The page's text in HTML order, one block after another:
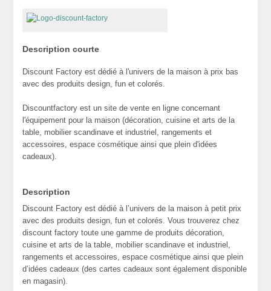
Description courte
Discount Factory est dédié à l'univers de la maison à prix bas
avec des produits design, fun et colorés.
Discountfactory est un site de vente en ligne concernant
l'équipement pour la maison (décoration, cuisine et arts de la
table, mobilier scandinave et industriel, rangements et
accessoires, espace cosmétique ainsi que plein d'idées
cadeaux).
Description
Discount Factory est dédié à l’univers de la maison à petit prix
avec des produits design, fun et colorés. Vous trouverez chez
discount factory toute une gamme de produits décoration,
cuisine et arts de la table, mobilier scandinave et industriel,
rangements et accessoires, espace cosmétique ainsi que plein
d’idées cadeaux (des cartes cadeaux sont également disponible
en magasin).